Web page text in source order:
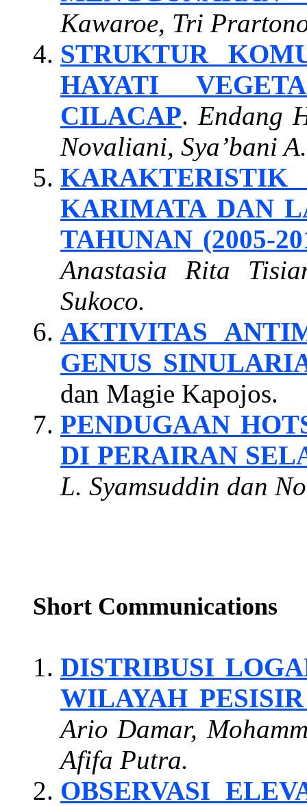
Kawaroe, Tri
STRUKTUR
HAYATI
CILACAP. Endang
Novaliani, Sya’bani
KARIMATA DAN
TAHUNAN (2005-
Anastasia Rita
Sukoco.
AKTIVITAS
GENUS
dan Magie Kapojos.
PENDUGAAN
DI PERAIRAN
L. Syamsuddin dan
Short Communications
DISTRIBUSI
WILAYAH
Ario Damar,
Afifa Putra.
OBSERVASI